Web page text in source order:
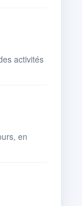
activités
en